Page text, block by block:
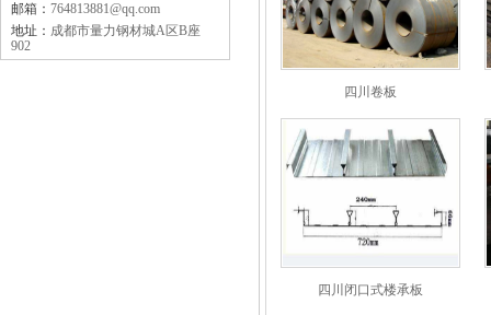
生产成本调研报告
【企业资讯】今年秋冬大气污染攻坚较去年有
何调整？生态环境部回应
【企业资讯】6月18日黑色系品种价格预测
邮箱： 764813881@qq.com
地址： 成都市量力钢材城A区B座
902
四川卷板
四川闭口式楼承板